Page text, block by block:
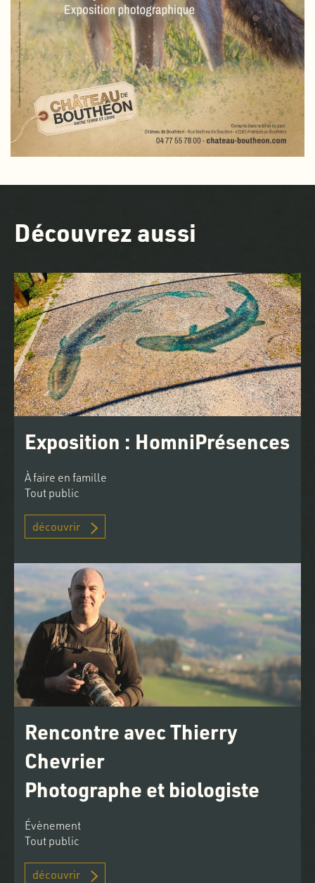
Découvrez aussi
Exposition : HomniPrésences
À faire en famille
Tout public
découvrir
Rencontre avec Thierry
Chevrier
Photographe et biologiste
Évènement
Tout public
découvrir